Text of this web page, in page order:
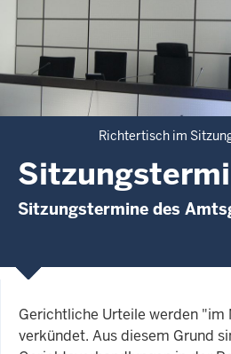
Richtertisch im
Sitzungstermine des
Gerichtliche Urteile werden "im
verkündet. Aus diesem Grund